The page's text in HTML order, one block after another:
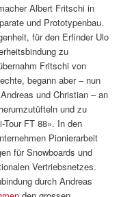
Albert Fritschi in
und Prototypenbau.
für den Erfinder Ulo
zu
Fritschi von
begann aber – nun
und Christian – an
und zu
FT 88». In den
Pionierarbeit
für Snowboards und
Vertriebsnetzes.
durch Andreas